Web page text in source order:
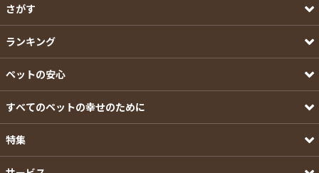
さがす
ランキング
ペットの安心
すべてのペットの幸せのために
特集